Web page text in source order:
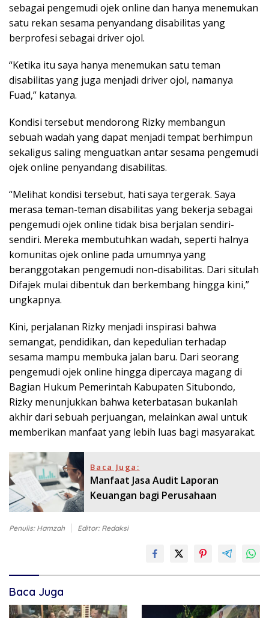
sebagai pengemudi ojek online dan hanya menemukan
satu rekan sesama penyandang disabilitas yang
berprofesi sebagai driver ojol.
“Ketika itu saya hanya menemukan satu teman
disabilitas yang juga menjadi driver ojol, namanya
Fuad,” katanya.
Kondisi tersebut mendorong Rizky membangun
sebuah wadah yang dapat menjadi tempat berhimpun
sekaligus saling menguatkan antar sesama pengemudi
ojek online penyandang disabilitas.
“Melihat kondisi tersebut, hati saya tergerak. Saya
merasa teman-teman disabilitas yang bekerja sebagai
pengemudi ojek online tidak bisa berjalan sendiri-
sendiri. Mereka membutuhkan wadah, seperti halnya
komunitas ojek online pada umumnya yang
beranggotakan pengemudi non-disabilitas. Dari situlah
Difajek mulai dibentuk dan berkembang hingga kini,”
ungkapnya.
Kini, perjalanan Rizky menjadi inspirasi bahwa
semangat, pendidikan, dan kepedulian terhadap
sesama mampu membuka jalan baru. Dari seorang
pengemudi ojek online hingga dipercaya magang di
Bagian Hukum Pemerintah Kabupaten Situbondo,
Rizky menunjukkan bahwa keterbatasan bukanlah
akhir dari sebuah perjuangan, melainkan awal untuk
memberikan manfaat yang lebih luas bagi masyarakat.
Baca Juga:
Manfaat Jasa Audit Laporan
Keuangan bagi Perusahaan
Penulis: Hamzah Editor: Redaksi
Baca Juga